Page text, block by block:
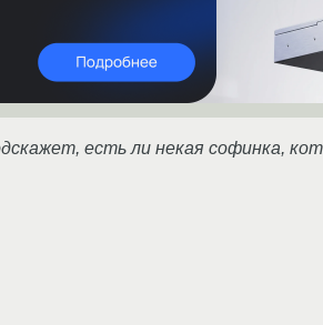
есть ли некая софинка,